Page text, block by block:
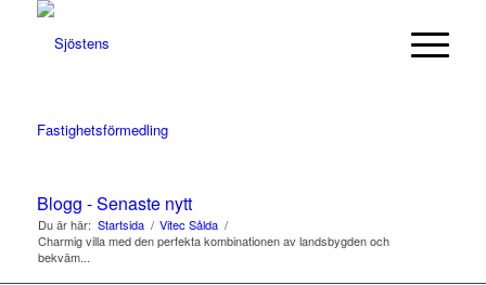
Blogg - Senaste nytt
Du är här: Startsida / Vitec Sålda /
Charmig villa med den perfekta kombinationen av landsbygden och
bekväm...